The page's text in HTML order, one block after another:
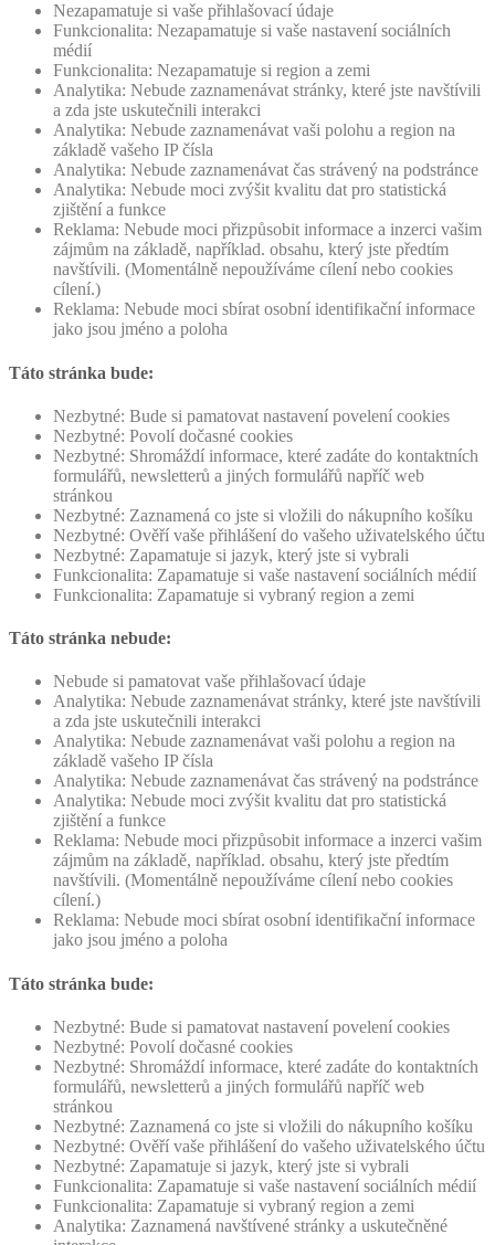
Nezapamatuje si vaše přihlašovací údaje
Funkcionalita: Nezapamatuje si vaše nastavení sociálních
médií
Funkcionalita: Nezapamatuje si region a zemi
Analytika: Nebude zaznamenávat stránky, které jste navštívili
a zda jste uskutečnili interakci
Analytika: Nebude zaznamenávat vaši polohu a region na
základě vašeho IP čísla
Analytika: Nebude zaznamenávat čas strávený na podstránce
Analytika: Nebude moci zvýšit kvalitu dat pro statistická
zjištění a funkce
Reklama: Nebude moci přizpůsobit informace a inzerci vašim
zájmům na základě, například. obsahu, který jste předtím
navštívili. (Momentálně nepoužíváme cílení nebo cookies
cílení.)
Reklama: Nebude moci sbírat osobní identifikační informace
jako jsou jméno a poloha
Táto stránka bude:
Nezbytné: Bude si pamatovat nastavení povelení cookies
Nezbytné: Povolí dočasné cookies
Nezbytné: Shromáždí informace, které zadáte do kontaktních
formulářů, newsletterů a jiných formulářů napříč web
stránkou
Nezbytné: Zaznamená co jste si vložili do nákupního košíku
Nezbytné: Ověří vaše přihlášení do vašeho uživatelského účtu
Nezbytné: Zapamatuje si jazyk, který jste si vybrali
Funkcionalita: Zapamatuje si vaše nastavení sociálních médií
Funkcionalita: Zapamatuje si vybraný region a zemi
Táto stránka nebude:
Nebude si pamatovat vaše přihlašovací údaje
Analytika: Nebude zaznamenávat stránky, které jste navštívili
a zda jste uskutečnili interakci
Analytika: Nebude zaznamenávat vaši polohu a region na
základě vašeho IP čísla
Analytika: Nebude zaznamenávat čas strávený na podstránce
Analytika: Nebude moci zvýšit kvalitu dat pro statistická
zjištění a funkce
Reklama: Nebude moci přizpůsobit informace a inzerci vašim
zájmům na základě, například. obsahu, který jste předtím
navštívili. (Momentálně nepoužíváme cílení nebo cookies
cílení.)
Reklama: Nebude moci sbírat osobní identifikační informace
jako jsou jméno a poloha
Táto stránka bude:
Nezbytné: Bude si pamatovat nastavení povelení cookies
Nezbytné: Povolí dočasné cookies
Nezbytné: Shromáždí informace, které zadáte do kontaktních
formulářů, newsletterů a jiných formulářů napříč web
stránkou
Nezbytné: Zaznamená co jste si vložili do nákupního košíku
Nezbytné: Ověří vaše přihlášení do vašeho uživatelského účtu
Nezbytné: Zapamatuje si jazyk, který jste si vybrali
Funkcionalita: Zapamatuje si vaše nastavení sociálních médií
Funkcionalita: Zapamatuje si vybraný region a zemi
Analytika: Zaznamená navštívené stránky a uskutečněné